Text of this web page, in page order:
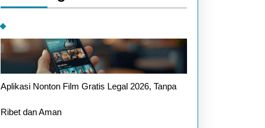
Aplikasi Nonton Film Gratis Legal 2026, Tanpa
Ribet dan Aman